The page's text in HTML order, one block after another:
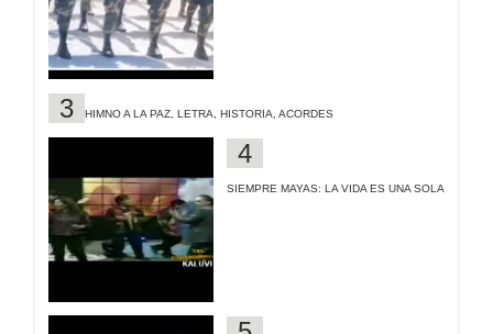
HIMNO A LA PAZ, LETRA, HISTORIA, ACORDES
SIEMPRE MAYAS: LA VIDA ES UNA SOLA